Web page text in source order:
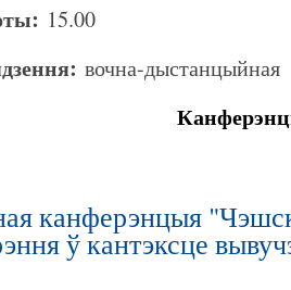
15.00
вочна-дыстанцыйная
канферэнцыя
ў кантэксце